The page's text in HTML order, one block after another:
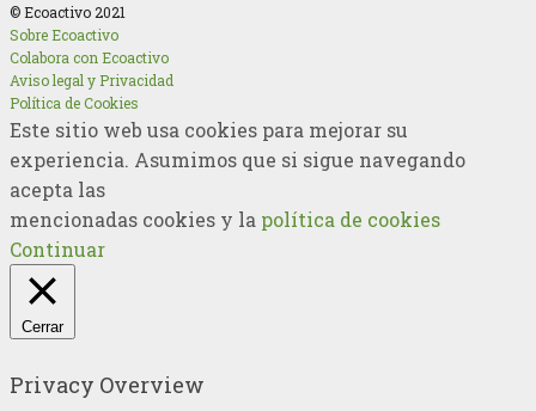
© Ecoactivo 2021
Sobre Ecoactivo
Colabora con Ecoactivo
Aviso legal y Privacidad
Política de Cookies
Este sitio web usa cookies para mejorar su
experiencia. Asumimos que si sigue navegando
acepta las
mencionadas cookies y la política de cookies
Continuar
Cerrar
Privacy Overview